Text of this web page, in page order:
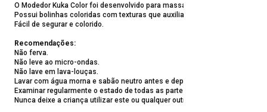
O Modedor Kuka Color foi desenvolvido para massagear a gengiva do bebê.
Possui bolinhas coloridas com texturas que auxiliam e aliviam o
Fácil de segurar e colorido.
Recomendações:
Não ferva.
Não leve ao micro-ondas.
Não lave em lava-louças.
Lavar com água morna e sabão neutro antes e depois de cada uso,
Examinar regularmente o estado de todas as partes do produto. Se
Nunca deixe a criança utilizar este ou qualquer outro produto infantil sem